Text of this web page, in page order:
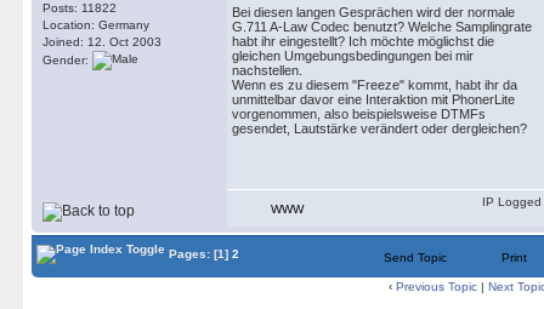
Posts: 11822
Location: Germany
Joined: 12. Oct 2003
Gender:
Bei diesen langen Gesprächen wird der normale
G.711 A-Law Codec benutzt? Welche Samplingrate
habt ihr eingestellt? Ich möchte möglichst die
gleichen Umgebungsbedingungen bei mir
nachstellen.
Wenn es zu diesem "Freeze" kommt, habt ihr da
unmittelbar davor eine Interaktion mit PhonerLite
vorgenommen, also beispielsweise DTMFs
gesendet, Lautstärke verändert oder dergleichen?
WWW
IP Logged
Pages: [1] 2 Send Topic Print
‹ Previous Topic | Next